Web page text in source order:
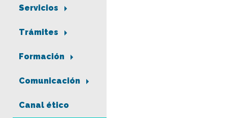
Servicios
Trámites
Formación
Comunicación
Canal ético